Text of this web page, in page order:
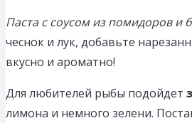
Паста с соусом из помидоров и
чеснок и лук, добавьте
вкусно и ароматно!
Для любителей рыбы подойдет
лимона и немного зелени.